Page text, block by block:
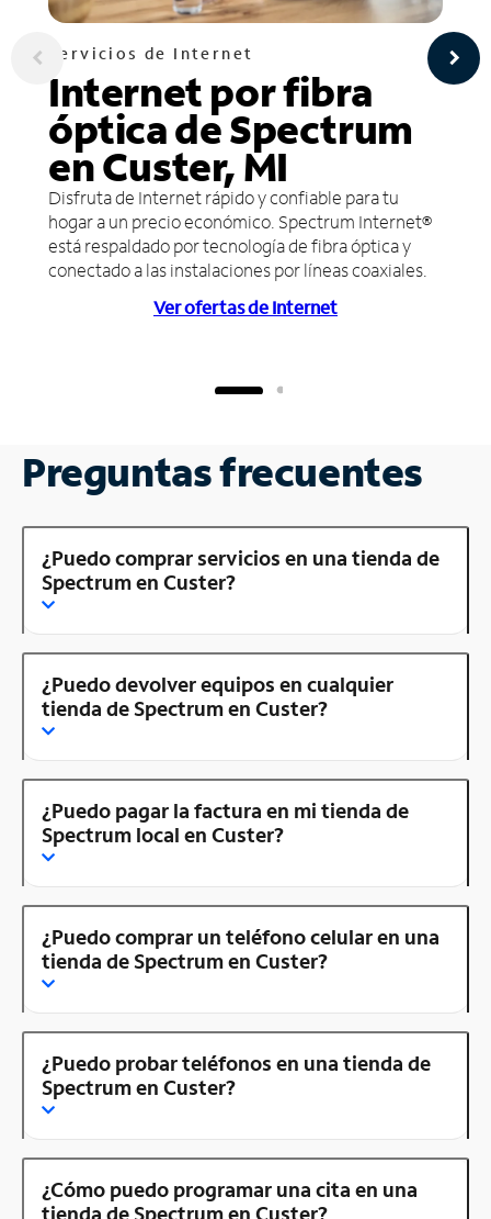
Servicios de Internet
Internet por fibra
óptica de Spectrum
en Custer, MI
Disfruta de Internet rápido y confiable para tu
hogar a un precio económico. Spectrum Internet®
está respaldado por tecnología de fibra óptica y
conectado a las instalaciones por líneas coaxiales.
Ver ofertas de Internet
Preguntas frecuentes
¿Puedo comprar servicios en una tienda de
Spectrum en Custer?
¿Puedo devolver equipos en cualquier
tienda de Spectrum en Custer?
¿Puedo pagar la factura en mi tienda de
Spectrum local en Custer?
¿Puedo comprar un teléfono celular en una
tienda de Spectrum en Custer?
¿Puedo probar teléfonos en una tienda de
Spectrum en Custer?
¿Cómo puedo programar una cita en una
tienda de Spectrum en Custer?